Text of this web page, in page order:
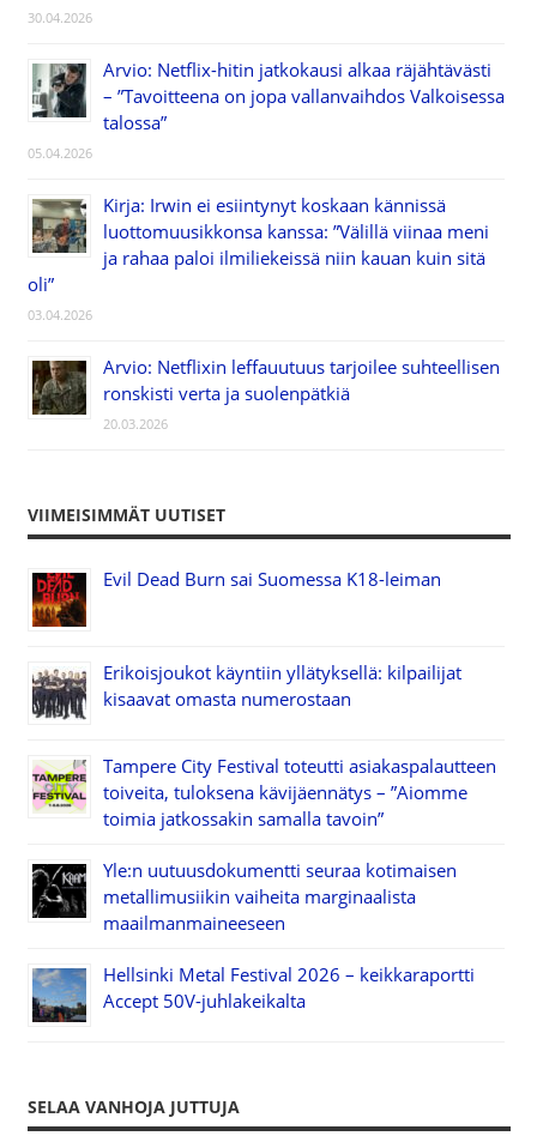
30.04.2026
Arvio: Netflix-hitin jatkokausi alkaa räjähtävästi
– ”Tavoitteena on jopa vallanvaihdos Valkoisessa
talossa”
05.04.2026
Kirja: Irwin ei esiintynyt koskaan kännissä
luottomuusikkonsa kanssa: ”Välillä viinaa meni
ja rahaa paloi ilmiliekeissä niin kauan kuin sitä
oli”
03.04.2026
Arvio: Netflixin leffauutuus tarjoilee suhteellisen
ronskisti verta ja suolenpätkiä
20.03.2026
VIIMEISIMMÄT UUTISET
Evil Dead Burn sai Suomessa K18-leiman
Erikoisjoukot käyntiin yllätyksellä: kilpailijat
kisaavat omasta numerostaan
Tampere City Festival toteutti asiakaspalautteen
toiveita, tuloksena kävijäennätys – ”Aiomme
toimia jatkossakin samalla tavoin”
Yle:n uutuusdokumentti seuraa kotimaisen
metallimusiikin vaiheita marginaalista
maailmanmaineeseen
Hellsinki Metal Festival 2026 – keikkaraportti
Accept 50V-juhlakeikalta
SELAA VANHOJA JUTTUJA